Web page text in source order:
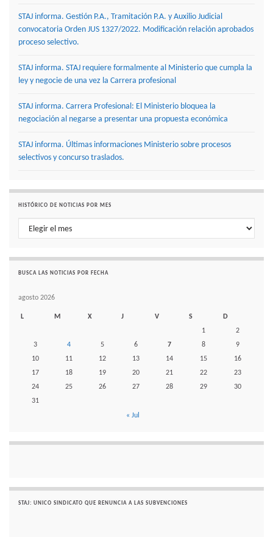
STAJ informa. Gestión P.A., Tramitación P.A. y Auxilio Judicial
convocatoria Orden JUS 1327/2022. Modificación relación aprobados
proceso selectivo.
STAJ informa. STAJ requiere formalmente al Ministerio que cumpla la
ley y negocie de una vez la Carrera profesional
STAJ informa. Carrera Profesional: El Ministerio bloquea la
negociación al negarse a presentar una propuesta económica
STAJ informa. Últimas informaciones Ministerio sobre procesos
selectivos y concurso traslados.
HISTÓRICO DE NOTICIAS POR MES
Histórico de noticias por mes
BUSCA LAS NOTICIAS POR FECHA
agosto 2026
L M X J V S
D
1
2
3
4 5 6 7 8
9
10
11 12 13 14 15
16
17
18 19 20 21 22
23
24
25 26 27 28 29
30
31
« Jul
STAJ: UNICO SINDICATO QUE RENUNCIA A LAS SUBVENCIONES